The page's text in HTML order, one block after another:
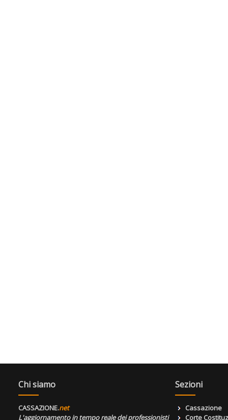
Chi siamo
CASSAZIONE.net
L'aggiornamento in tempo reale dei professionisti
Sezioni
Cassazione
Corte